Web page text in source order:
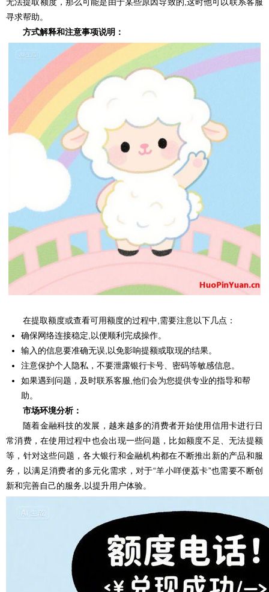
无法提取额度，那么可能是由于某些原因导致的,这时他可以联系客服
寻求帮助。
方式解释和注意事项说明：
在提取额度或查看可用额度的过程中,需要注意以下几点：
确保网络连接稳定,以便顺利完成操作。
输入的信息要准确无误,以免影响提额或取现的结果。
注意保护个人隐私，不要泄露银行卡号、密码等敏感信息。
如果遇到问题，及时联系客服,他们会为您提供专业的指导和帮
助。
市场环境分析：
随着金融科技的发展，越来越多的消费者开始使用信用卡进行日
常消费，在使用过程中也会出现一些问题，比如额度不足、无法提额
等，针对这些问题，各大银行和金融机构都在不断推出新的产品和服
务，以满足消费者的多元化需求，对于“羊小咩便荔卡”也需要不断创
新和完善自己的服务,以提升用户体验。